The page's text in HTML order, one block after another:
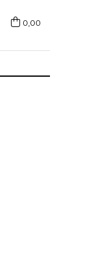
0,00